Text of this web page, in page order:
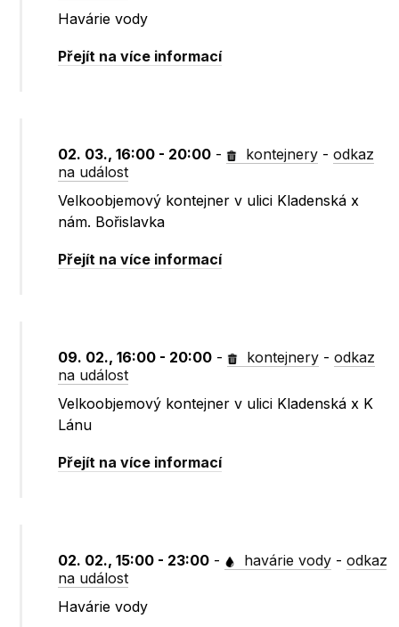
Havárie vody
Přejít na více informací
02. 03., 16:00 - 20:00 - kontejnery -odkaz
na událost
Velkoobjemový kontejner v ulici Kladenská x
nám. Bořislavka
Přejít na více informací
09. 02., 16:00 - 20:00 - kontejnery -odkaz
na událost
Velkoobjemový kontejner v ulici Kladenská x K
Lánu
Přejít na více informací
02. 02., 15:00 - 23:00 - havárie vody -odkaz
na událost
Havárie vody